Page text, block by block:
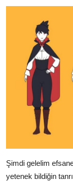
Şimdi gelelim
yetenek bildiğin